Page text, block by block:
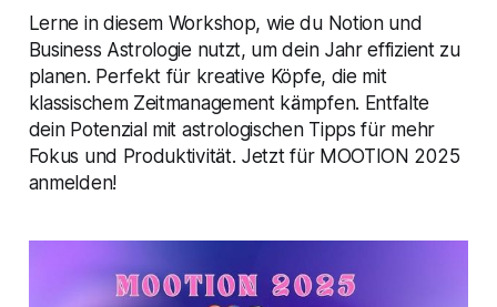
Lerne in diesem Workshop, wie du Notion und
Business Astrologie nutzt, um dein Jahr effizient zu
planen. Perfekt für kreative Köpfe, die mit
klassischem Zeitmanagement kämpfen. Entfalte
dein Potenzial mit astrologischen Tipps für mehr
Fokus und Produktivität. Jetzt für MOOTION 2025
anmelden!